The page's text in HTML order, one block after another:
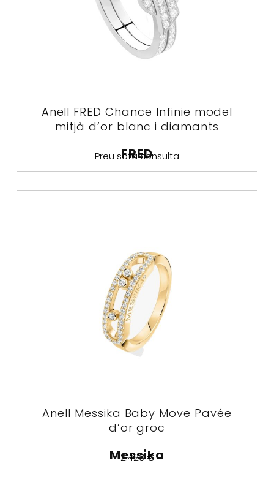
Anell FRED Chance Infinie model
mitjà d’or blanc i diamants
FRED
Preu sota consulta
Anell Messika Baby Move Pavée
d’or groc
Messika
2.423€